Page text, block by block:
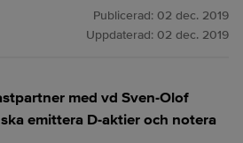
Publicerad: 02 dec. 2019
Uppdaterad: 02 dec. 2019
med vd Sven-Olof
emittera D-aktier och notera